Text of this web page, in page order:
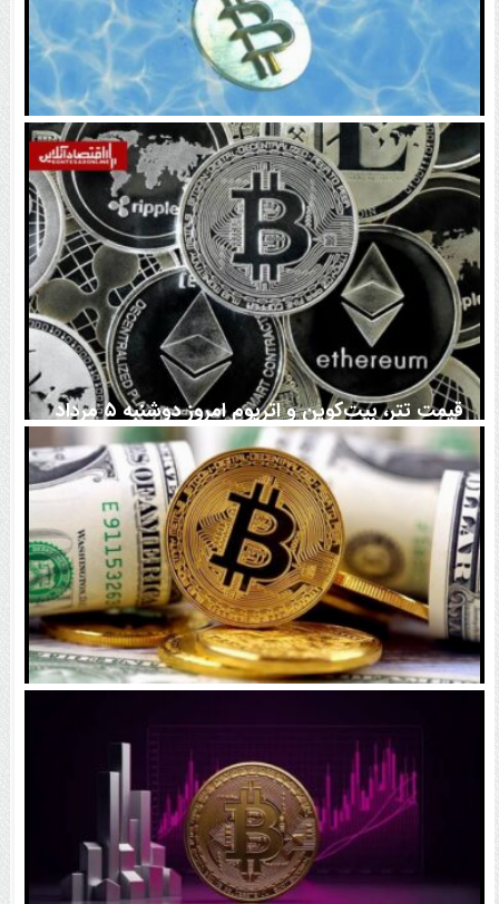
اتفاق تاریخی در بازار رمزارزها / بیت‌کوین سبز شد
قیمت تتر، بیت‌کوین و اتریوم امروز دوشنبه ۵ مرداد
۱۴۰۵ | بیت‌کوین این مرز را از دست بدهد، همه‌چیز تغییر
می‌کند